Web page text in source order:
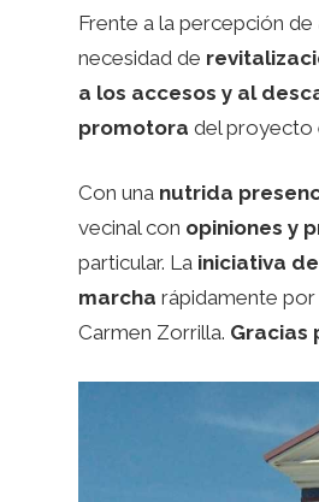
Frente a la percepción de
necesidad de
a los accesos y al
promotora del proyecto
Con una nutrida
vecinal con opiniones y
particular. La iniciativa de
marcha rápidamente
Carmen Zorrilla. Gracias